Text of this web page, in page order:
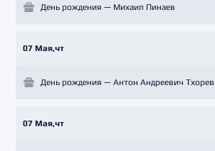
День рождения — Михаил Пинаев
07 Мая,чт
День рождения — Антон Андреевич Тхорев
07 Мая,чт